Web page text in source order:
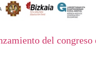
del congreso